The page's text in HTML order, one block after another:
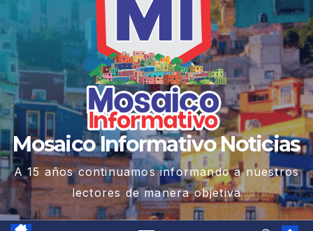
Mosaico Informativo Noticias
A 15 años continuamos informando a nuestros
lectores de manera objetiva